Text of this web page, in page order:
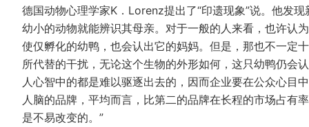
德国动物心理学家K．Lorenz提出了“印遗现象”说。他发
幼小的动物就能辨识其母亲。对于一般的人来看，也许认
使仅孵化的幼鸭，也会认出它的妈妈。但是，那也不一定
所代替的干扰，无论这个生物的外形如何，这只幼鸭仍会
人心智中的都是难以驱逐出去的，因而企业要在公众心目
人脑的品牌，平均而言，比第二的品牌在长程的市场占有
是不易改变的。”